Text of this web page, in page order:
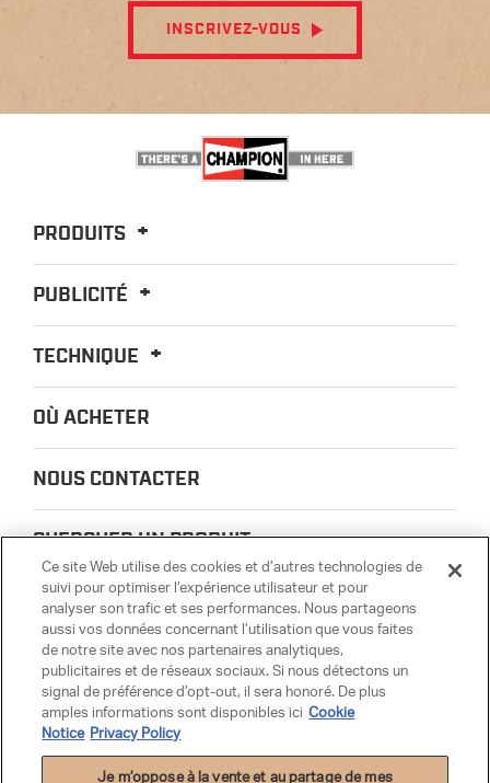
INSCRIVEZ-VOUS
PRODUITS
PUBLICITÉ
TECHNIQUE
OÙ ACHETER
NOUS CONTACTER
CHERCHER UN PRODUIT
À PROPOS DE NOUS
CONFIDENTIALITÉ
PARTSMATTER
Ce site Web utilise des cookies et d’autres technologies de
suivi pour optimiser l’expérience utilisateur et pour
analyser son trafic et ses performances. Nous partageons
aussi vos données concernant l’utilisation que vous faites
de notre site avec nos partenaires analytiques,
publicitaires et de réseaux sociaux. Si nous détectons un
signal de préférence d’opt-out, il sera honoré. De plus
amples informations sont disponibles ici Cookie
NoticePrivacy Policy